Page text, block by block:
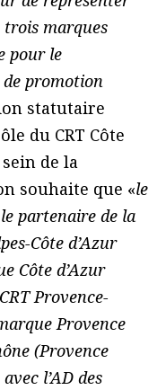
trois marques
pour le
de promotion
statutaire
du CRT Côte
sein de la
souhaite que «le
partenaire de la
Côte d’Azur
Côte d’Azur
Provence-
Provence
(Provence
l’AD des